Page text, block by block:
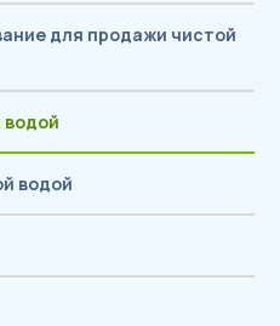
водой
водой
для продажи чистой